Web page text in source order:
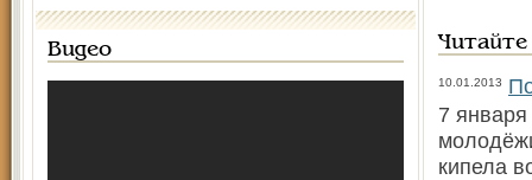
Видео
10.01.2013
7 января
кипела